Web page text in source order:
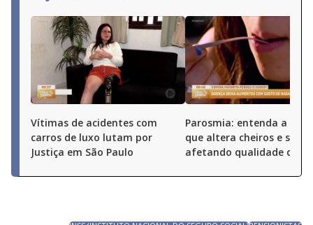
Vítimas de acidentes com
carros de luxo lutam por
Justiça em São Paulo
Parosmia: entenda a
que altera cheiros e
afetando qualidade de